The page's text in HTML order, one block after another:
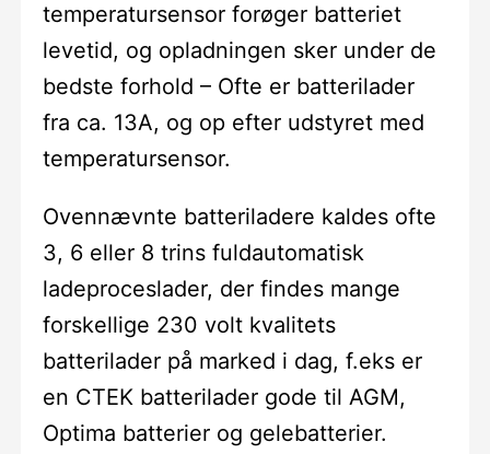
temperatursensor forøger batteriet
levetid, og opladningen sker under de
bedste forhold – Ofte er batterilader
fra ca. 13A, og op efter udstyret med
temperatursensor.
Ovennævnte batteriladere kaldes ofte
3, 6 eller 8 trins fuldautomatisk
ladeproceslader, der findes mange
forskellige 230 volt kvalitets
batterilader på marked i dag, f.eks er
en CTEK batterilader gode til AGM,
Optima batterier og gelebatterier.